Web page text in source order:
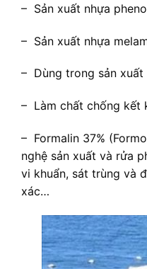
– Sản xuất nhựa
– Sản xuất nhựa
– Dùng trong sản xuất
– Làm chất chống kết
– Formalin 37%
nghệ sản xuất và rửa
vi khuẩn, sát trùng và
xác…